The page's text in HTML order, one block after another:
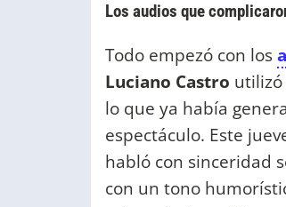
Los audios que
Todo empezó con los
Luciano Castro
lo que ya había
espectáculo. Este
habló con sinceridad
con un tono